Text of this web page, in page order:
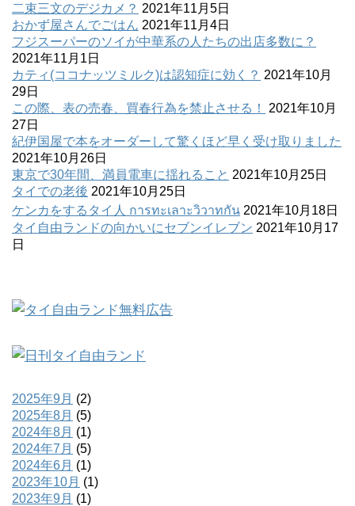
二束三文のデジカメ？ 2021年11月5日
おかず屋さんでごはん 2021年11月4日
フジスーパーのソイが中華系の人たちの出店多数に？
2021年11月1日
カティ(ココナッツミルク)は認知症に効く？ 2021年10月
29日
この際、表の売春、買春行為を禁止させる！
2021年10月
27日
紀伊国屋で本をオーダーして驚くほど早く受け取りました
2021年10月26日
東京で30年間、満員電車に揺れること 2021年10月25日
タイでの老後 2021年10月25日
ケンカをするタイ人 การทะเลาะวิวาทกัน 2021年10月18日
タイ自由ランドの向かいにセブンイレブン 2021年10月17
日
2025年9月 (2)
2025年8月 (5)
2024年8月 (1)
2024年7月 (5)
2024年6月 (1)
2023年10月 (1)
2023年9月 (1)